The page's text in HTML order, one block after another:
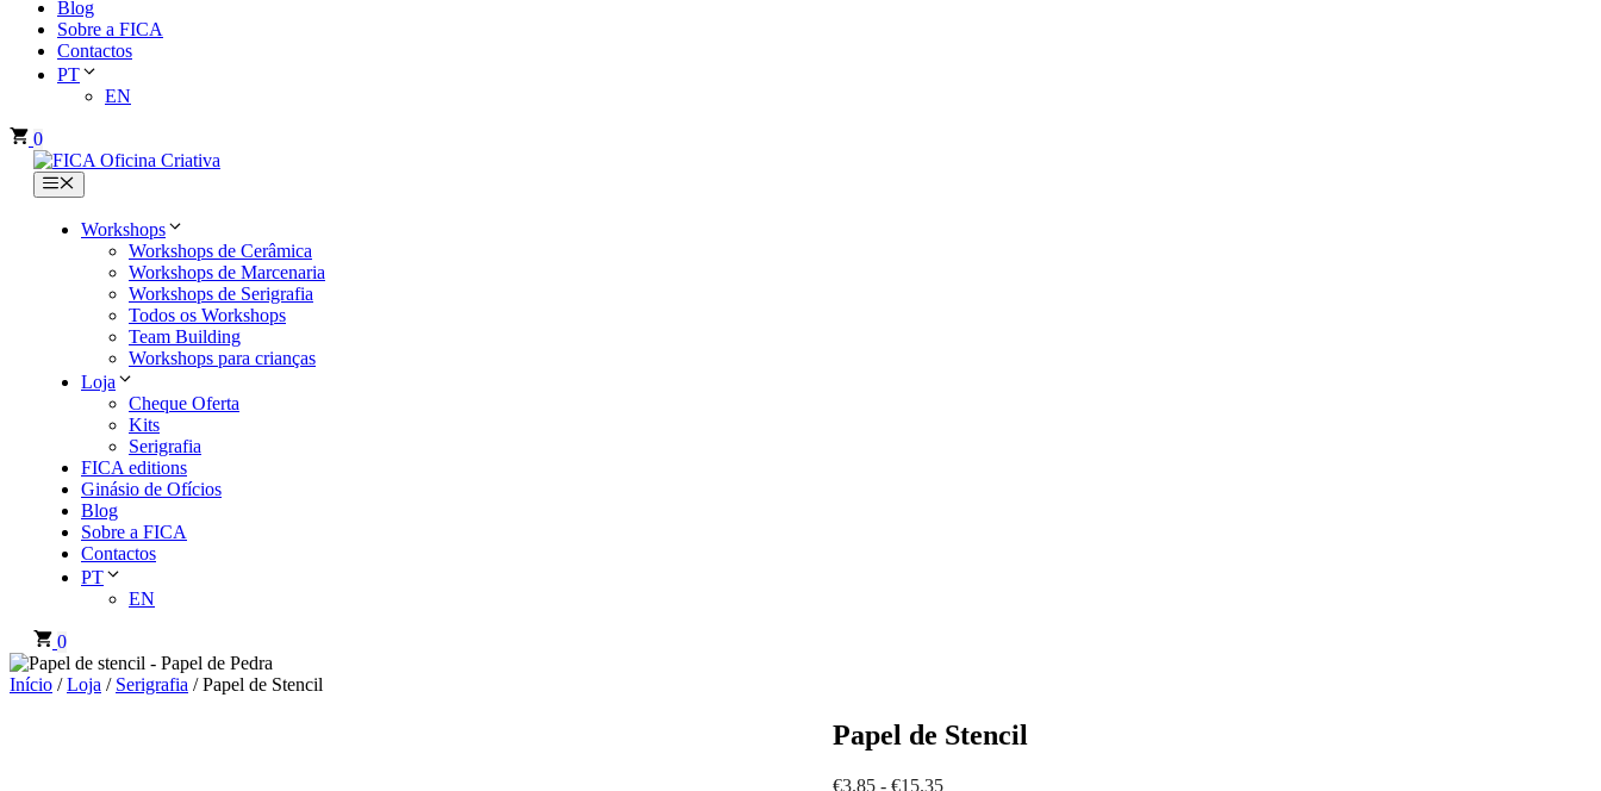
Blog
Sobre a FICA
Contactos
PT
EN
0
Menu
Workshops
Workshops de Cerâmica
Workshops de Marcenaria
Workshops de Serigrafia
Todos os Workshops
Team Building
Workshops para crianças
Loja
Cheque Oferta
Kits
Serigrafia
FICA editions
Ginásio de Ofícios
Blog
Sobre a FICA
Contactos
PT
EN
0
Início /Loja / Serigrafia / Papel de Stencil
Papel de Stencil
€3.85 - €15.35Gama